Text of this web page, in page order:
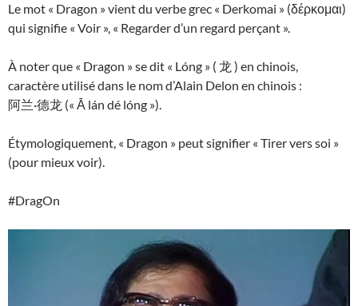
Le mot « Dragon » vient du verbe grec « Derkomai » (δέρκομαι)
qui signifie « Voir », « Regarder d’un regard perçant ».
À noter que « Dragon » se dit « Lóng » ( 龙 ) en chinois,
caractère utilisé dans le nom d’Alain Delon en chinois :
阿兰·德龙 (« Ā lán dé lóng »).
Étymologiquement, « Dragon » peut signifier « Tirer vers soi »
(pour mieux voir).
#DragOn